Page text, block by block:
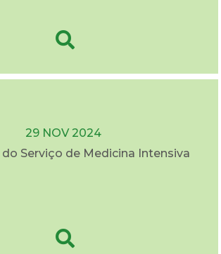
29 NOV 2024
do Serviço de Medicina Intensiva